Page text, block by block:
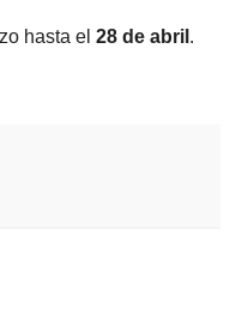
hasta el 28 de abril .